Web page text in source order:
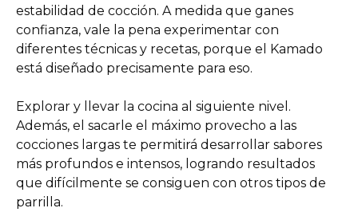
estabilidad de cocción. A medida que ganes
confianza, vale la pena experimentar con
diferentes técnicas y recetas, porque el Kamado
está diseñado precisamente para eso.
Explorar y llevar la cocina al siguiente nivel.
Además, el sacarle el máximo provecho a las
cocciones largas te permitirá desarrollar sabores
más profundos e intensos, logrando resultados
que difícilmente se consiguen con otros tipos de
parrilla.